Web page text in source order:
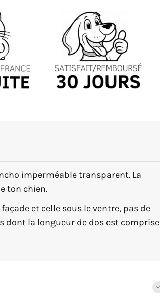
imperméable transparent. La
ton chien.
et celle sous le ventre, pas de
dont la longueur de dos est comprise